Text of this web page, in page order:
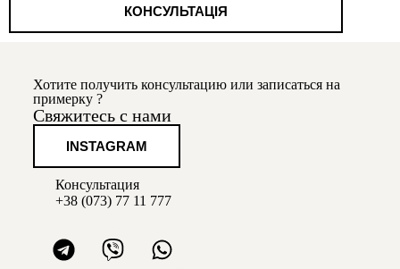
КОНСУЛЬТАЦІЯ
Хотите получить консультацию или записаться на
примерку ?
Свяжитесь с нами
INSTAGRAM
Консультация
+38 (073) 77 11 777